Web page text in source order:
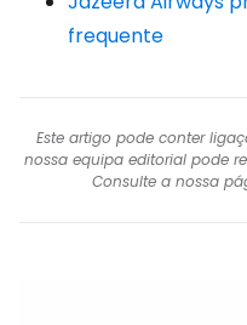
frequente
Este artigo pode conter
nossa equipa editorial pode
Consulte a nossa